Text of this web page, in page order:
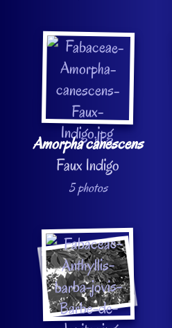
Amorpha canescens
Faux Indigo
5 photos